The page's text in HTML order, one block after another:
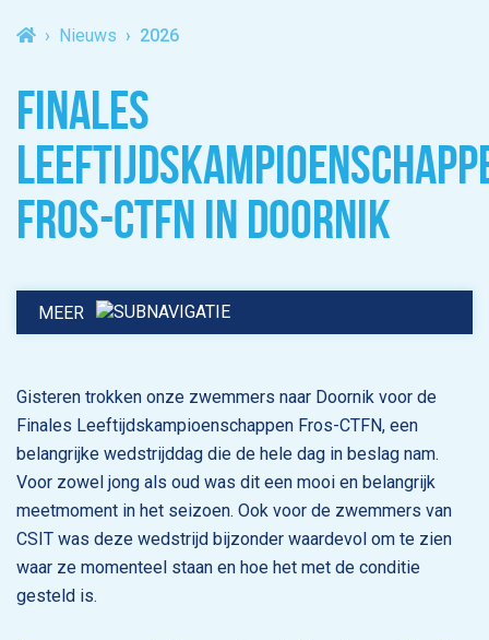
Nieuws 2026
FINALES
FROS-CTFN IN DOORNIK
MEER
Gisteren trokken onze zwemmers naar Doornik voor de
Finales Leeftijdskampioenschappen Fros-CTFN, een
belangrijke wedstrijddag die de hele dag in beslag nam.
Voor zowel jong als oud was dit een mooi en belangrijk
meetmoment in het seizoen. Ook voor de zwemmers van
CSIT was deze wedstrijd bijzonder waardevol om te zien
waar ze momenteel staan en hoe het met de conditie
gesteld is.